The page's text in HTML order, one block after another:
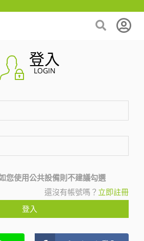
登入
LOGIN
您使用公共設備則不建議勾選
還沒有帳號嗎？ 立即註冊
登入